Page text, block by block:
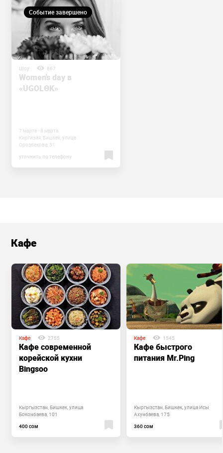
Событие завершено
Шоу 867
Women's day в
«UGOLӨK»
7 марта - 8 марта
Киргизия, Бишкек, улица
Орозбекова, 51
уточнить по телефону
Кафе
Кафе 2755
Кафе современной
корейской кухни
Bingsoo
Кыргызстан, Бишкек, улица
Боконбаева, 101
400 сом
Кафе 1545
Кафе быстрого
питания Mr.Ping
Кыргызстан, Бишкек, улица Исы
Ахунбаева, 175
360 сом